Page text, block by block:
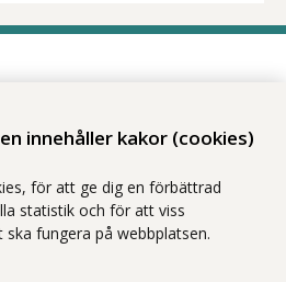
innehåller kakor (cookies)
för att ge dig en förbättrad
statistik och för att viss
fungera på webbplatsen.